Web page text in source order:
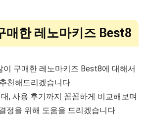
매한 레노마키즈 Best8
이 구매한 레노마키즈 Best8에 대해서
추천해드리겠습니다.
, 사용 후기까지 꼼꼼하게 비교해보며
정을 위해 도움을 드리겠습니다